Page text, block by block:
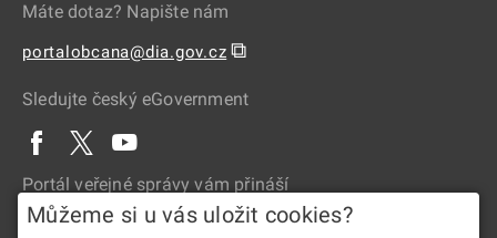
Máte dotaz? Napište nám
portalobcana@dia.gov.cz ⧉
Sledujte český eGovernment
Portál veřejné správy vám přináší
Můžeme si u vás uložit cookies?